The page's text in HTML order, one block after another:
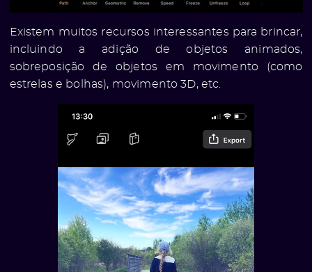
Existem muitos recursos interessantes para brincar,
incluindo a adição de objetos animados,
sobreposição de objetos em movimento (como
estrelas e bolhas), movimento 3D, etc.